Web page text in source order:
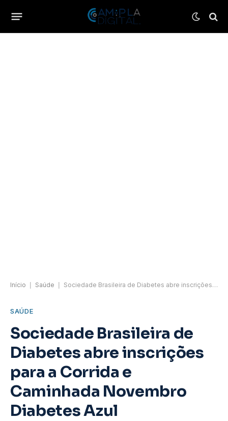
Início Saúde Sociedade Brasileira de Diabetes abre inscrições para a Corrida e Caminhada Novembro Diabetes Azul
SAÚDE
Sociedade Brasileira de
Diabetes abre inscrições
para a Corrida e
Caminhada Novembro
Diabetes Azul